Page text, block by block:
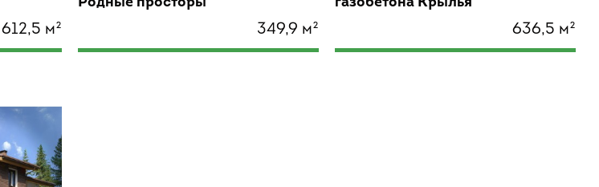
612,5 м²
Родные просторы
349,9 м²
газобетона Крылья
636,5 м²